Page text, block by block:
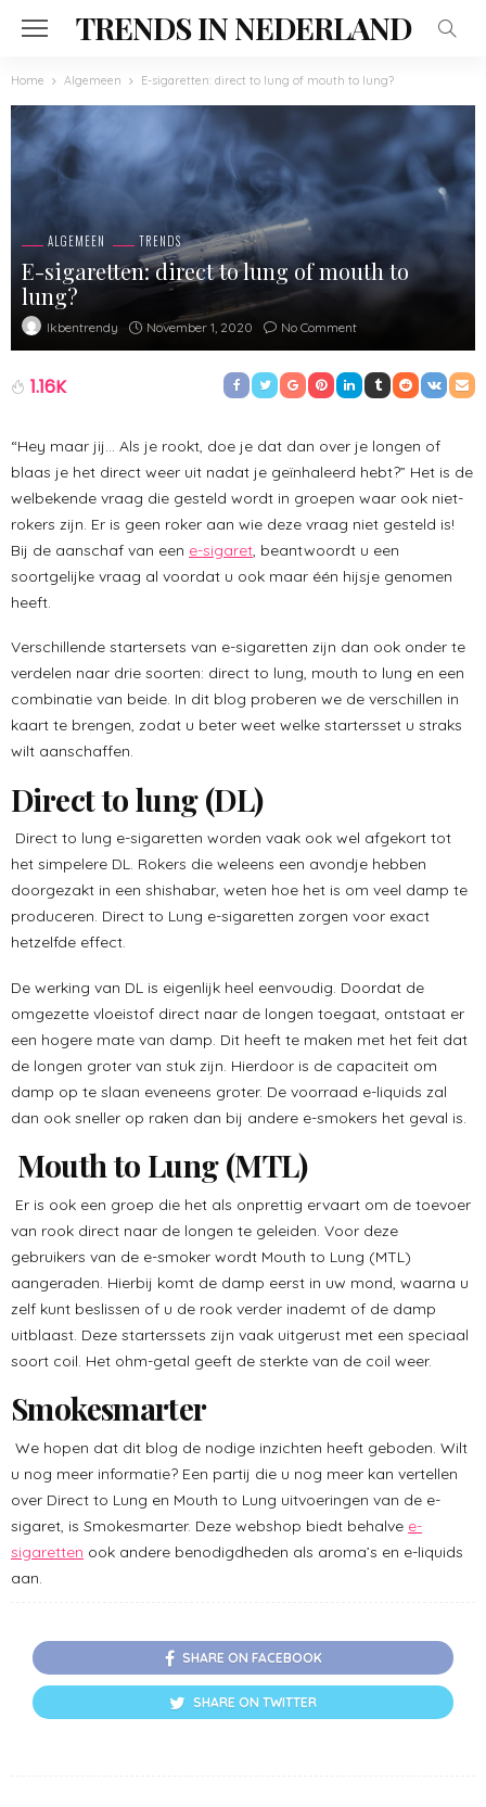
TRENDS IN NEDERLAND
Home Algemeen E-sigaretten: direct to lung of mouth to lung?
ALGEMEEN TRENDS
E-sigaretten: direct to lung of mouth to
lung?
Ikbentrendy November 1, 2020 No Comment
1.16K
“Hey maar jij… Als je rookt, doe je dat dan over je longen of
blaas je het direct weer uit nadat je geïnhaleerd hebt?” Het is de
welbekende vraag die gesteld wordt in groepen waar ook niet-
rokers zijn. Er is geen roker aan wie deze vraag niet gesteld is!
Bij de aanschaf van een e-sigaret, beantwoordt u een
soortgelijke vraag al voordat u ook maar één hijsje genomen
heeft.
Verschillende startersets van e-sigaretten zijn dan ook onder te
verdelen naar drie soorten: direct to lung, mouth to lung en een
combinatie van beide. In dit blog proberen we de verschillen in
kaart te brengen, zodat u beter weet welke startersset u straks
wilt aanschaffen.
Direct to lung (DL)
Direct to lung e-sigaretten worden vaak ook wel afgekort tot
het simpelere DL. Rokers die weleens een avondje hebben
doorgezakt in een shishabar, weten hoe het is om veel damp te
produceren. Direct to Lung e-sigaretten zorgen voor exact
hetzelfde effect.
De werking van DL is eigenlijk heel eenvoudig. Doordat de
omgezette vloeistof direct naar de longen toegaat, ontstaat er
een hogere mate van damp. Dit heeft te maken met het feit dat
de longen groter van stuk zijn. Hierdoor is de capaciteit om
damp op te slaan eveneens groter. De voorraad e-liquids zal
dan ook sneller op raken dan bij andere e-smokers het geval is.
Mouth to Lung (MTL)
Er is ook een groep die het als onprettig ervaart om de toevoer
van rook direct naar de longen te geleiden. Voor deze
gebruikers van de e-smoker wordt Mouth to Lung (MTL)
aangeraden. Hierbij komt de damp eerst in uw mond, waarna u
zelf kunt beslissen of u de rook verder inademt of de damp
uitblaast. Deze starterssets zijn vaak uitgerust met een speciaal
soort coil. Het ohm-getal geeft de sterkte van de coil weer.
Smokesmarter
We hopen dat dit blog de nodige inzichten heeft geboden. Wilt
u nog meer informatie? Een partij die u nog meer kan vertellen
over Direct to Lung en Mouth to Lung uitvoeringen van de e-
sigaret, is Smokesmarter. Deze webshop biedt behalve e-
sigaretten ook andere benodigdheden als aroma’s en e-liquids
aan.
SHARE ON FACEBOOK
SHARE ON TWITTER